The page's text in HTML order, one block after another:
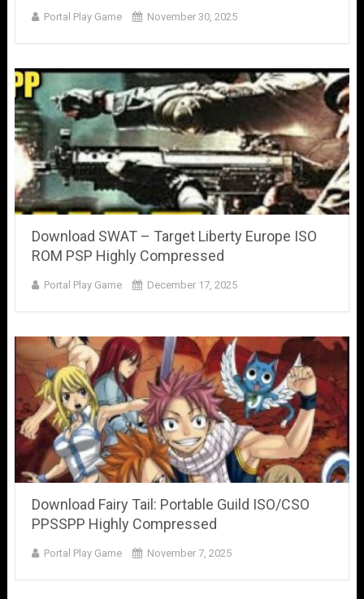
Portal Play Game November 30, 2025
Download SWAT – Target Liberty Europe ISO
ROM PSP Highly Compressed
Portal Play Game December 17, 2025
Download Fairy Tail: Portable Guild ISO/CSO
PPSSPP Highly Compressed
Portal Play Game November 7, 2025